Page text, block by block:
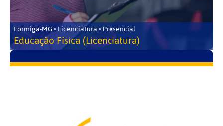
Formiga-MG • Licenciatura • Presencial
Educação Física (Licenciatura)